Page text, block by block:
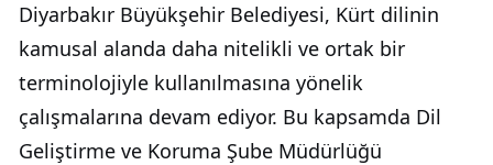
Diyarbakır Büyükşehir Belediyesi, Kürt dilinin
kamusal alanda daha nitelikli ve ortak bir
terminolojiyle kullanılmasına yönelik
çalışmalarına devam ediyor. Bu kapsamda Dil
Geliştirme ve Koruma Şube Müdürlüğü